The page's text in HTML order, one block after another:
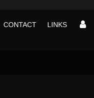
CONTACT LINKS